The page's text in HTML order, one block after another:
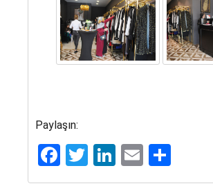
Paylaşın:
Facebook
Twitter
LinkedIn
Email